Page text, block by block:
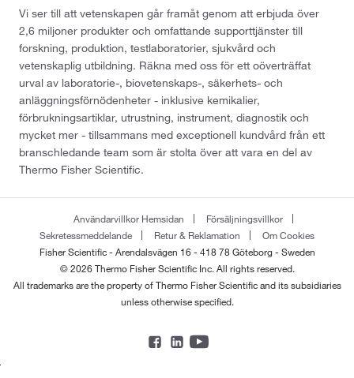
Vi ser till att vetenskapen går framåt genom att erbjuda över
2,6 miljoner produkter och omfattande supporttjänster till
forskning, produktion, testlaboratorier, sjukvård och
vetenskaplig utbildning. Räkna med oss för ett oöverträffat
urval av laboratorie-, biovetenskaps-, säkerhets- och
anläggningsförnödenheter - inklusive kemikalier,
förbrukningsartiklar, utrustning, instrument, diagnostik och
mycket mer - tillsammans med exceptionell kundvård från ett
branschledande team som är stolta över att vara en del av
Thermo Fisher Scientific.
Användarvillkor Hemsidan
Försäljningsvillkor
Sekretessmeddelande
Retur & Reklamation
Om Cookies
Fisher Scientific - Arendalsvägen 16 - 418 78 Göteborg - Sweden
© 2026 Thermo Fisher Scientific Inc. All rights reserved.
All trademarks are the property of Thermo Fisher Scientific and its subsidiaries
unless otherwise specified.